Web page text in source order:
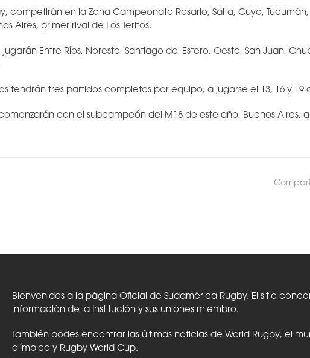
competirán en la Zona Campeonato Rosario, Salta, Cuyo,
Aires, primer rival de Los Teritos.
jugarán Entre Ríos, Noreste, Santiago del Estero, Oeste, San Juan,
tendrán tres partidos completos por equipo, a jugarse el 13, 16 y 19
con el subcampeón del M18 de este año, Buenos Aires, a
Bienvenidos a la página Oficial de Sudamérica Rugby. El sitio
información de la Institución y sus uniones miembro.
También podes encontrar las últimas noticias de World Rugby, el
olímpico y Rugby World Cup.